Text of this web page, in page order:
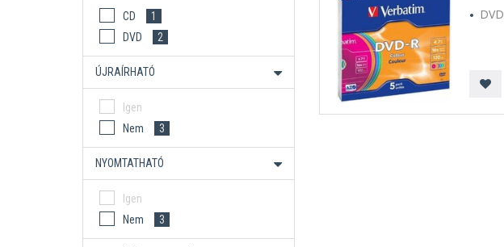
CD
1
DVD
2
ÚJRAÍRHATÓ
Igen
Nem
3
NYOMTATHATÓ
Igen
Nem
3
DVD